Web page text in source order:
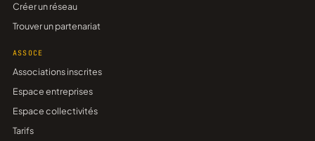
Créer un réseau
Trouver un partenariat
ASSOCE
Associations inscrites
Espace entreprises
Espace collectivités
Tarifs